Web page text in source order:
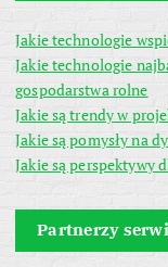
Jakie technologie
Jakie technologie
gospodarstwa rolne
Jakie są trendy w
Jakie są pomysły na
Jakie są perspektywy
Partnerzy